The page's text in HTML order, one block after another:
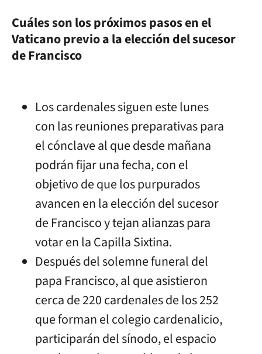
Cuáles son los próximos pasos en el
Vaticano previo a la elección del sucesor
de Francisco
Los cardenales siguen este lunes
con las reuniones preparativas para
el cónclave al que desde mañana
podrán fijar una fecha, con el
objetivo de que los purpurados
avancen en la elección del sucesor
de Francisco y tejan alianzas para
votar en la Capilla Sixtina.
Después del solemne funeral del
papa Francisco, al que asistieron
cerca de 220 cardenales de los 252
que forman el colegio cardenalicio,
participarán del sínodo, el espacio